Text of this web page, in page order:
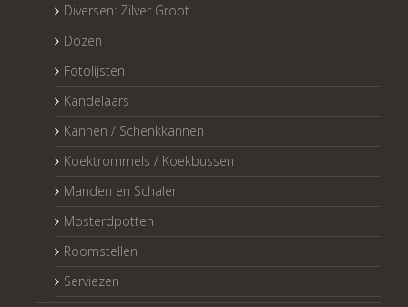
Diversen: Zilver Groot
Dozen
Fotolijsten
Kandelaars
Kannen / Schenkkannen
Koektrommels / Koekbussen
Manden en Schalen
Mosterdpotten
Roomstellen
Serviezen